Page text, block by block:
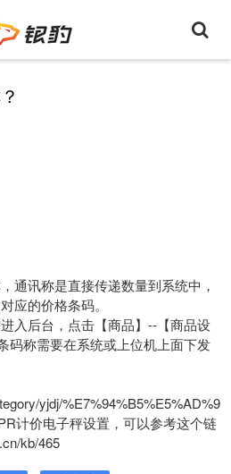
通讯称是直接传递数量到系统中，
应的价格条码。
入后台，点击【商品】--【商品设
码称需要在系统或上位机上面下发
yjdj/%E7%94%B5%E5%AD%9
计价电子秤设置，可以参考这个链
kb/465